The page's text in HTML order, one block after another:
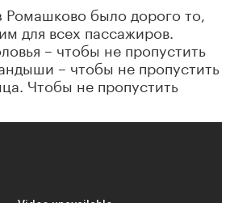
Ромашково было дорого то,
для всех пассажиров.
– чтобы не пропустить
– чтобы не пропустить
Чтобы не пропустить